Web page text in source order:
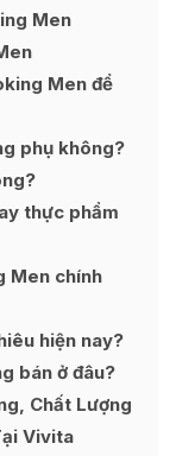
Men
Men để
phụ không?
thực phẩm
Men chính
hiện nay?
bán ở đâu?
Chất Lượng
Vivita